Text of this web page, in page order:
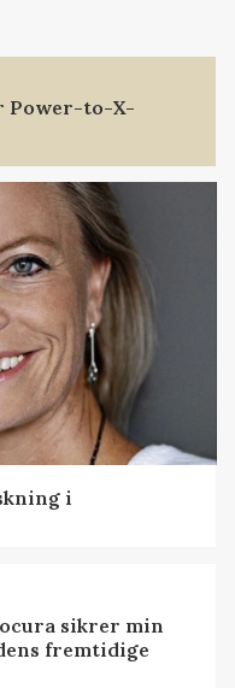
Power-to-X-
i
sikrer min
fremtidige